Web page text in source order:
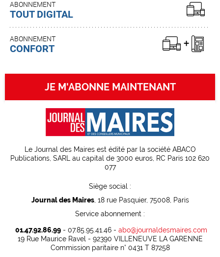
ABONNEMENT
TOUT DIGITAL
ABONNEMENT
CONFORT
JE M'ABONNE MAINTENANT
Le Journal des Maires est édité par la société ABACO
Publications, SARL au capital de 3000 euros, RC Paris 102 620
077
Siège social :
Journal des Maires, 18 rue Pasquier, 75008, Paris
Service abonnement :
01.47.92.86.99- 07.85.95.41.46 - abo@journaldesmaires.com
19 Rue Maurice Ravel - 92390 VILLENEUVE LA GARENNE
Commission paritaire n° 0431 T 87258